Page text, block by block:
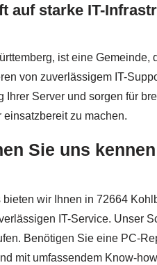
auf starke IT-
ist eine
von zuverlässigem IT-
Server und sorgen für
zu machen.
Sie uns kennen
wir Ihnen in 72664
IT-Service. Unser
Benötigen Sie eine PC-
mit umfassendem Know-